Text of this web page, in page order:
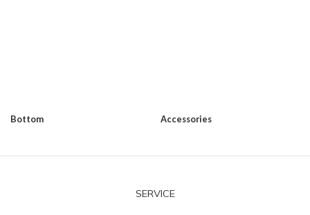
Bottom Accessories
SERVICE